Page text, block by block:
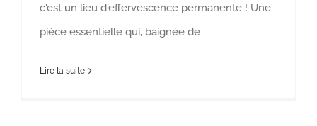
c'est un lieu d'effervescence permanente ! Une
pièce essentielle qui, baignée de
Lire la suite